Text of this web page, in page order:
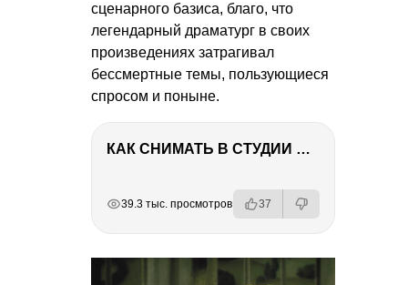
сценарного базиса, благо, что
легендарный драматург в своих
произведениях затрагивал
бессмертные темы, пользующиеся
спросом и поныне.
КАК СНИМАТЬ В СТУДИИ СО ВСПЫШКАМИ
39.3 тыс. просмотров 37